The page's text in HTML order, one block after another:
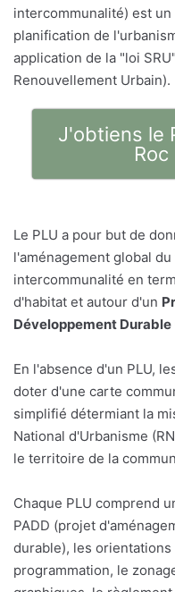
intercommunalité) est
planification de
application de la "loi
Renouvellement Urbain).
J'obtiens le
Le PLU a pour but de
l'aménagement global
intercommunalité en
d'habitat et autour d'un
Développement Durable
En l'absence d'un PLU,
doter d'une carte
simplifié détermiant la
National d'Urbanisme
le territoire de la
Chaque PLU comprend
PADD (projet
durable), les
programmation, le